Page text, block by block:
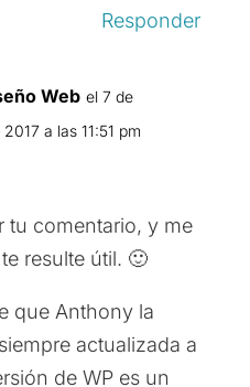
Responder
Web el 7 de
a las 11:51 pm
tu comentario, y me
resulte útil. 🙂
que Anthony la
actualizada a
de WP es un